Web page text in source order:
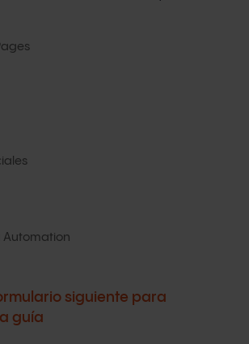
Automation
siguiente para
guía